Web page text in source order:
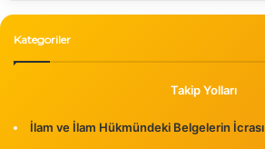
Kategoriler
Takip Yolları
İlam ve İlam Hükmündeki Belgelerin İcrası